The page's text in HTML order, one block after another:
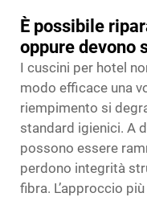
È possibile
oppure devono
I cuscini per hotel
modo efficace una
riempimento si
standard igienici. A
possono essere
perdono integrità
fibra. L’approccio